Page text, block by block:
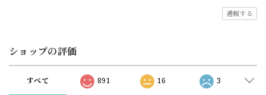
通報する
ショップの評価
すべて 891 16 3